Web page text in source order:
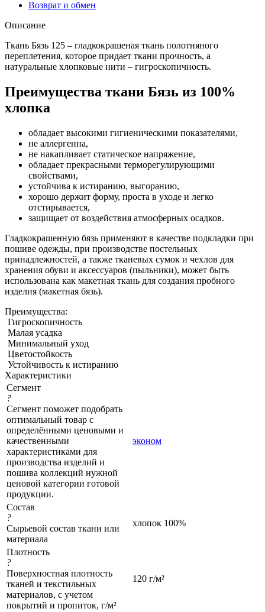
Возврат и обмен
Описание
Ткань Бязь 125 – гладкокрашеная ткань полотняного
переплетения, которое придает ткани прочность, а
натуральные хлопковые нити – гигроскопичность.
Преимущества ткани Бязь из 100%
хлопка
обладает высокими гигиеническими показателями,
не аллергенна,
не накапливает статическое напряжение,
обладает прекрасными терморегулирующими
свойствами,
устойчива к истиранию, выгоранию,
хорошо держит форму, проста в уходе и легко
отстирывается,
защищает от воздействия атмосферных осадков.
Гладкокрашенную бязь применяют в качестве подкладки при
пошиве одежды, при производстве постельных
принадлежностей, а также тканевых сумок и чехлов для
хранения обуви и аксессуаров (пыльники), может быть
использована как макетная ткань для создания пробного
изделия (макетная бязь).
Преимущества:
Гигроскопичность
Малая усадка
Минимальный уход
Цветостойкость
Устойчивость к истиранию
Характеристики
Сегмент
?
Сегмент поможет подобрать
оптимальный товар с
определёнными ценовыми и
качественными
характеристиками для
производства изделий и
пошива коллекций нужной
ценовой категории готовой
продукции.
эконом
Состав
?
Сырьевой состав ткани или
материала
хлопок 100%
Плотность
?
Поверхностная плотность
тканей и текстильных
материалов, с учетом
покрытий и пропиток, г/м²
120 г/м²